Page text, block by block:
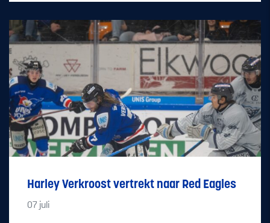
Harley Verkroost vertrekt naar Red Eagles
07 juli